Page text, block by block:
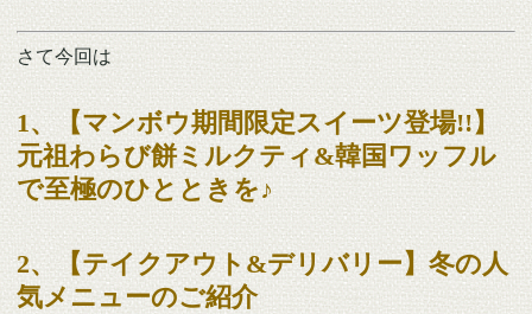
さて今回は
1、【マンボウ期間限定スイーツ登場!!】
元祖わらび餅ミルクティ&韓国ワッフル
で至極のひとときを♪
2、【テイクアウト&デリバリー】冬の人
気メニューのご紹介